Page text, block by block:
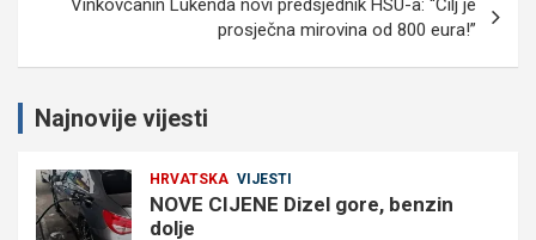
Vinkovčanin Lukenda novi predsjednik HSU-a: “Cilj je
prosječna mirovina od 800 eura!”
Najnovije vijesti
HRVATSKA VIJESTI
NOVE CIJENE Dizel gore, benzin
dolje